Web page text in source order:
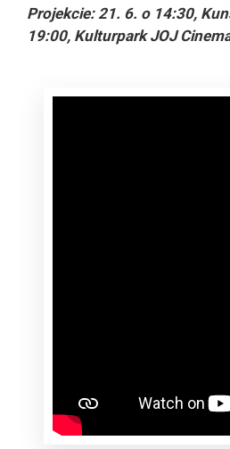
Projekcie: 21. 6. o 14:30,
19:00, Kulturpark JOJ